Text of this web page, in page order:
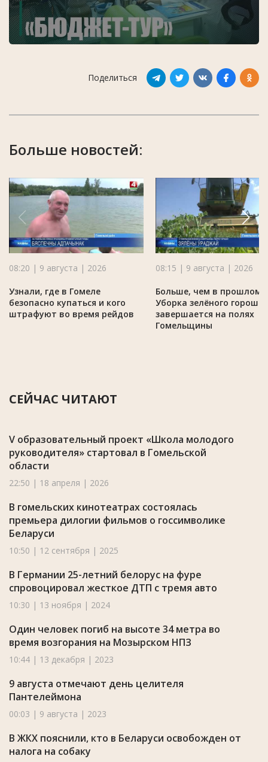
Поделиться
Больше новостей:
08:20 | 9 августа | 2026
Узнали, где в Гомеле
безопасно купаться и кого
штрафуют во время рейдов
08:15 | 9 августа | 2026
Больше, чем в прошлом
Уборка зелёного горошка
завершается на полях
Гомельщины
СЕЙЧАС ЧИТАЮТ
V образовательный проект «Школа молодого
руководителя» стартовал в Гомельской
области
22:50 | 18 апреля | 2026
В гомельских кинотеатрах состоялась
премьера дилогии фильмов о госсимволике
Беларуси
10:50 | 12 сентября | 2025
В Германии 25-летний белорус на фуре
спровоцировал жесткое ДТП с тремя авто
10:30 | 13 ноября | 2024
Один человек погиб на высоте 34 метра во
время возгорания на Мозырском НПЗ
10:44 | 13 декабря | 2023
9 августа отмечают день целителя
Пантелеймона
00:03 | 9 августа | 2023
В ЖКХ пояснили, кто в Беларуси освобожден от
налога на собаку